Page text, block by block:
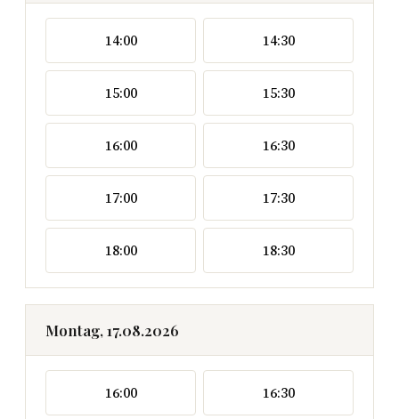
14:00 14:30
15:00 15:30
16:00 16:30
17:00 17:30
18:00 18:30
Montag, 17.08.2026
16:00 16:30